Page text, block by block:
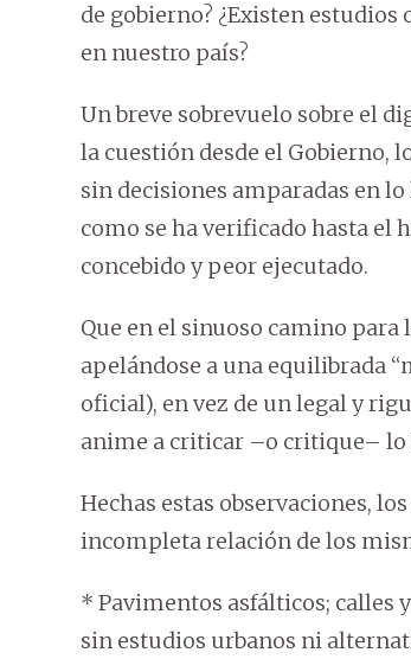
de gobierno? ¿Existen estudios
en nuestro país?
Un breve sobrevuelo sobre el
la cuestión desde el Gobierno,
sin decisiones amparadas en
como se ha verificado hasta el
concebido y peor ejecutado.
Que en el sinuoso camino para
apelándose a una equilibrada
oficial), en vez de un legal y
anime a criticar –o critique– lo
Hechas estas observaciones,
incompleta relación de los
* Pavimentos asfálticos; calles
sin estudios urbanos ni